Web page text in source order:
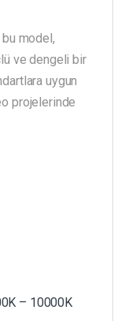
model,
ve dengeli bir
uygun
projelerinde
– 10000K